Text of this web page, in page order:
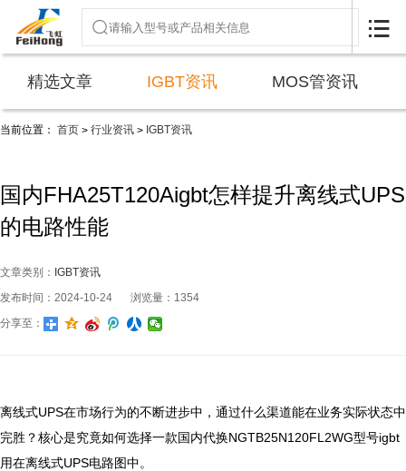

精选文章 IGBT资讯 MOS管资讯
当前位置： 首页 > 行业资讯 > IGBT资讯
国内FHA25T120Aigbt怎样提升离线式UPS
的电路性能
文章类别： IGBT资讯
发布时间：2024-10-24
浏览量：1354
分享至：
离线式UPS在市场行为的不断进步中，通过什么渠道能在业务实际状态中
完胜？核心是究竟如何选择一款国内代换NGTB25N120FL2WG型号igbt
用在离线式UPS电路图中。